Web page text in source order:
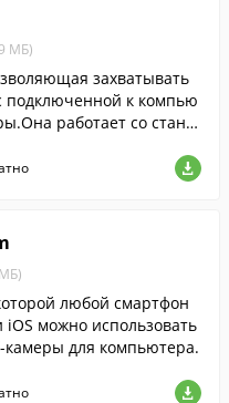
МБ)
захватывать
подключенной к компью
работает со станд
JPG или BMP.
любой смартфон
можно использовать
камеры для компьютера.